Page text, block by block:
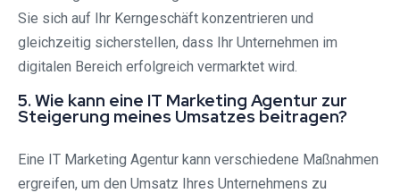
Sie sich auf Ihr Kerngeschäft konzentrieren und
gleichzeitig sicherstellen, dass Ihr Unternehmen im
digitalen Bereich erfolgreich vermarktet wird.
5. Wie kann eine IT Marketing Agentur zur
Steigerung meines Umsatzes beitragen?
Eine IT Marketing Agentur kann verschiedene Maßnahmen
ergreifen, um den Umsatz Ihres Unternehmens zu